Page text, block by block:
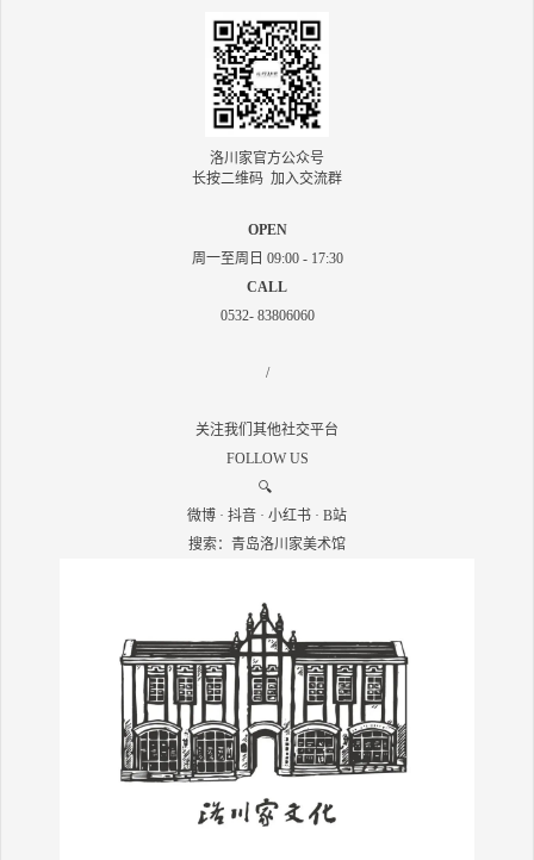
洛川家官方公众号
长按二维码 加入交流群
OPEN
周一至周日 09:00 - 17:30
CALL
0532- 83806060
/
关注我们其他社交平台
FOLLOW US
🔍
微博 · 抖音 · 小红书 · B站
搜索：青岛洛川家美术馆